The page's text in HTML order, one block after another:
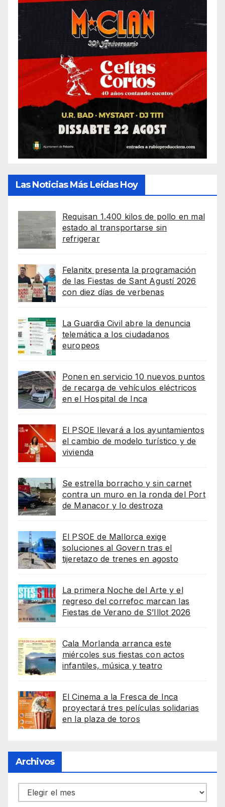
Las Noticias Más Leídas Hoy
Requisan 1.400 kilos de pollo en mal
estado al transportarse sin
refrigerar
Felanitx presenta la programación
de las Fiestas de Sant Agustí 2026
con diez días de verbenas
La Guardia Civil abre la denuncia
telemática a los ciudadanos
europeos
Ponen en servicio 10 nuevos puntos
de recarga de vehículos eléctricos
en el Hospital de Inca
El PSOE llevará a los ayuntamientos
el cambio de modelo turístico y de
vivienda
Se estrella borracho y sin carnet
contra un muro en la ronda del Port
de Manacor y lo destroza
El PSOE de Mallorca exige
soluciones al Govern tras el
tijeretazo de trenes en agosto
La primera Noche del Arte y el
regreso del correfoc marcan las
Fiestas de Verano de S’Illot 2026
Cala Morlanda arranca este
miércoles sus fiestas con actos
infantiles, música y teatro
El Cinema a la Fresca de Inca
proyectará tres películas solidarias
en la plaza de toros
Archivos
Archivos